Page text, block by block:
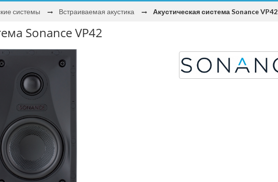
системы Встраиваемая акустика Акустическая система Sonance VP42
Sonance VP42